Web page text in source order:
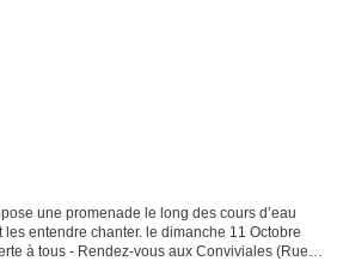
une promenade le long des cours d’eau
entendre chanter. le dimanche 11 Octobre
à tous - Rendez-vous aux Conviviales (Rue